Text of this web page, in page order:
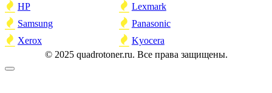
HP
Lexmark
Samsung
Panasonic
Xerox
Kyocera
© 2025 quadrotoner.ru. Все права защищены.